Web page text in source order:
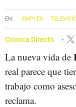
EMPLEO
IÑAKI URDANGARIN
Crónica Directo
La nueva vida de
real parece que
trabajo como
reclama.